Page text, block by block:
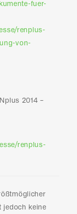
fuer-
renplus-
von-
2014 –
renplus-
jedoch keine